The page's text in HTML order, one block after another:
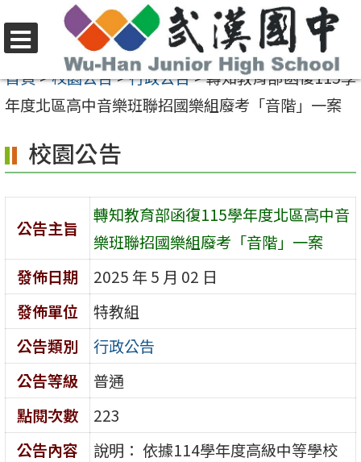
至
要
容
區
選
單
首頁>校園公告>行政公告>轉知教育部函復115學
年度北區高中音樂班聯招國樂組廢考「音階」一案
校園公告
公告主旨
轉知教育部函復115學年度北區高中音
樂班聯招國樂組廢考「音階」一案
發佈日期
2025 年 5 月 02 日
發佈單位
特教組
公告類別
行政公告
公告等級
普通
點閱次數
223
公告內容
說明： 依據114學年度高級中等學校